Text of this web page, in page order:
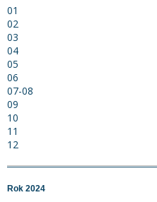
01
02
03
04
05
06
07-08
09
10
11
12
Rok 2024